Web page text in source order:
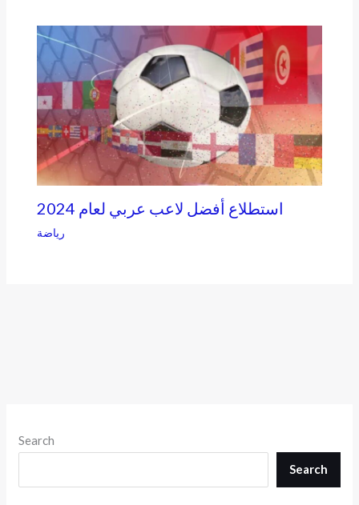
Search
Search
2024 استطلاع أفضل لاعب عربي لعام
رياضة